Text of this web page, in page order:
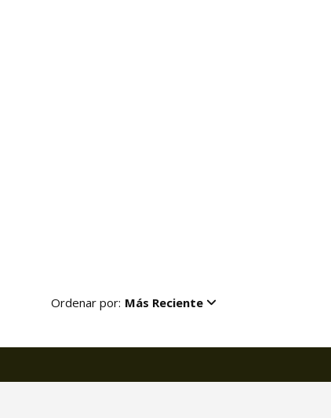
Ordenar por: Más Reciente